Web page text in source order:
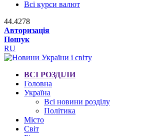
Всі курси валют
44.4278
Авторизація
Пошук
RU
ВСІ РОЗДІЛИ
Головна
Україна
Всі новини розділу
Політика
Місто
Світ